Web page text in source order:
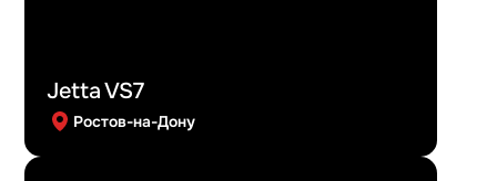
Jetta VS7
Ростов-на-Дону